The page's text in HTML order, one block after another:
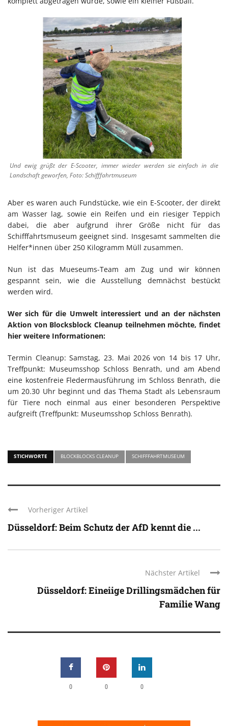
Und ewig grüßt der E-Scooter, immer wieder werden sie einfach in die
Landschaft geworfen, Foto: Schifffahrtmuseum
Aber es waren auch Fundstücke, wie ein E-Scooter, der direkt
am Wasser lag, sowie ein Reifen und ein riesiger Teppich
dabei, die aber aufgrund ihrer Größe nicht für das
Schifffahrtsmuseum geeignet sind. Insgesamt sammelten die
Helfer*innen über 250 Kilogramm Müll zusammen.
Nun ist das Mueseums-Team am Zug und wir können
gespannt sein, wie die Ausstellung demnächst bestückt
werden wird.
Wer sich für die Umwelt interessiert und an der nächsten
Aktion von Blocksblock Cleanup teilnehmen möchte, findet
hier weitere Informationen:
Termin Cleanup: Samstag, 23. Mai 2026 von 14 bis 17 Uhr,
Treffpunkt: Museumsshop Schloss Benrath, und am Abend
eine kostenfreie Fledermausführung im Schloss Benrath, die
um 20.30 Uhr beginnt und das Thema Stadt als Lebensraum
für Tiere noch einmal aus einer besonderen Perspektive
aufgreift (Treffpunkt: Museumsshop Schloss Benrath).
STICHWORTE BLOCKBLOCKS CLEANUP SCHIFFFAHRTMUSEUM
Vorheriger Artikel
Düsseldorf: Beim Schutz der AfD kennt die ...
Nächster Artikel
Düsseldorf: Eineiige Drillingsmädchen für
Familie Wang
0 0 0